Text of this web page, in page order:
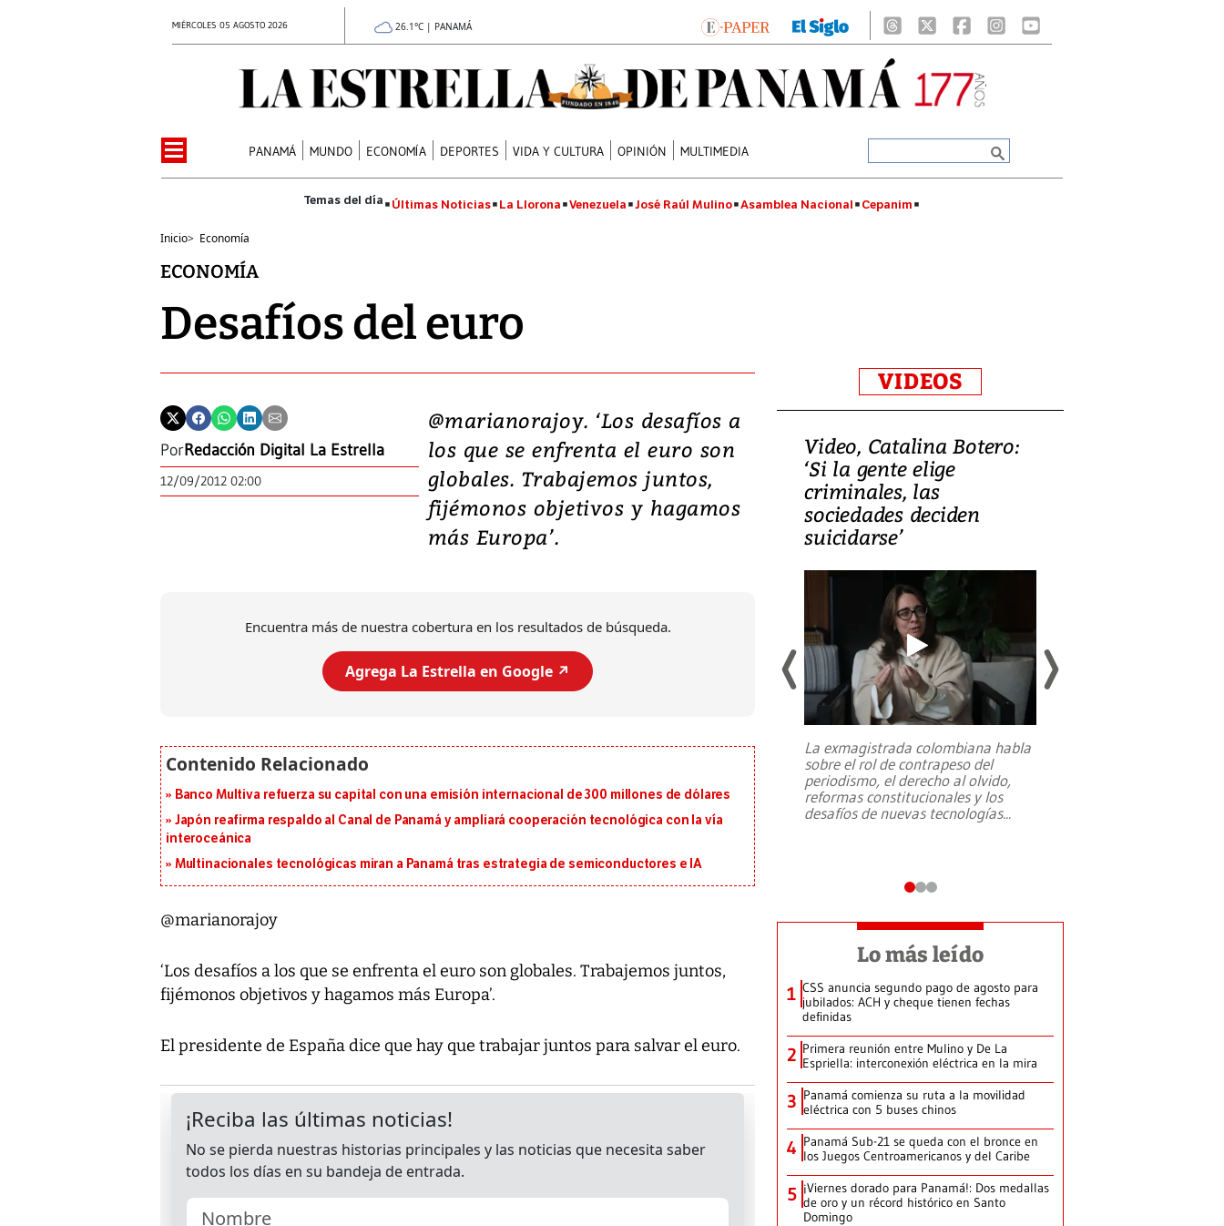
MIÉRCOLES 05 AGOSTO 2026 26.1°C | PANAMÁ
PANAMÁ MUNDO ECONOMÍA DEPORTES VIDA Y CULTURA OPINIÓN MULTIMEDIA
Últimas Noticias La Llorona Venezuela José Raúl Mulino Asamblea Nacional Cepanim
Inicio> Economía
ECONOMÍA
Desafíos del euro
PorRedacción Digital La Estrella
12/09/2012 02:00
@marianorajoy. ‘Los desafíos a
los que se enfrenta el euro son
globales. Trabajemos juntos,
fijémonos objetivos y hagamos
más Europa’.
Encuentra más de nuestra cobertura en los resultados de búsqueda.
Agrega La Estrella en Google ↗️
Banco Multiva refuerza su capital con una emisión internacional de 300 millones de dólares
Japón reafirma respaldo al Canal de Panamá y ampliará cooperación tecnológica con la vía
interoceánica
Multinacionales tecnológicas miran a Panamá tras estrategia de semiconductores e IA
@marianorajoy
‘Los desafíos a los que se enfrenta el euro son globales. Trabajemos juntos,
fijémonos objetivos y hagamos más Europa’.
El presidente de España dice que hay que trabajar juntos para salvar el euro.
VIDEOS
Video, Japón: Terremoto
deja heridos y graves
daños en Kumamoto
al sur de Japón, provocando una
Video, Catalina Botero:
‘Si la gente elige
criminales, las
sociedades deciden
suicidarse’
La exmagistrada colombiana habla
sobre el rol de contrapeso del
periodismo, el derecho al olvido,
reformas constitucionales y los
desafíos de nuevas tecnologías...
Lo más leído
1 CSS anuncia segundo pago de agosto para
jubilados: ACH y cheque tienen fechas
definidas
2 Primera reunión entre Mulino y De La
Espriella: interconexión eléctrica en la mira
3 Panamá comienza su ruta a la movilidad
eléctrica con 5 buses chinos
4 Panamá Sub-21 se queda con el bronce en
los Juegos Centroamericanos y del Caribe
5 ¡Viernes dorado para Panamá!: Dos medallas
de oro y un récord histórico en Santo
Domingo